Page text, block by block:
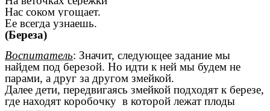
Нас соком угощает.
Ее всегда узнаешь.
(Береза)
Воспитатель: Значит, следующее задание мы
найдем под березой. Но идти к ней мы будем не
парами, а друг за другом змейкой.
Далее дети, передвигаясь змейкой подходят к березе,
где находят коробочку в которой лежат плоды